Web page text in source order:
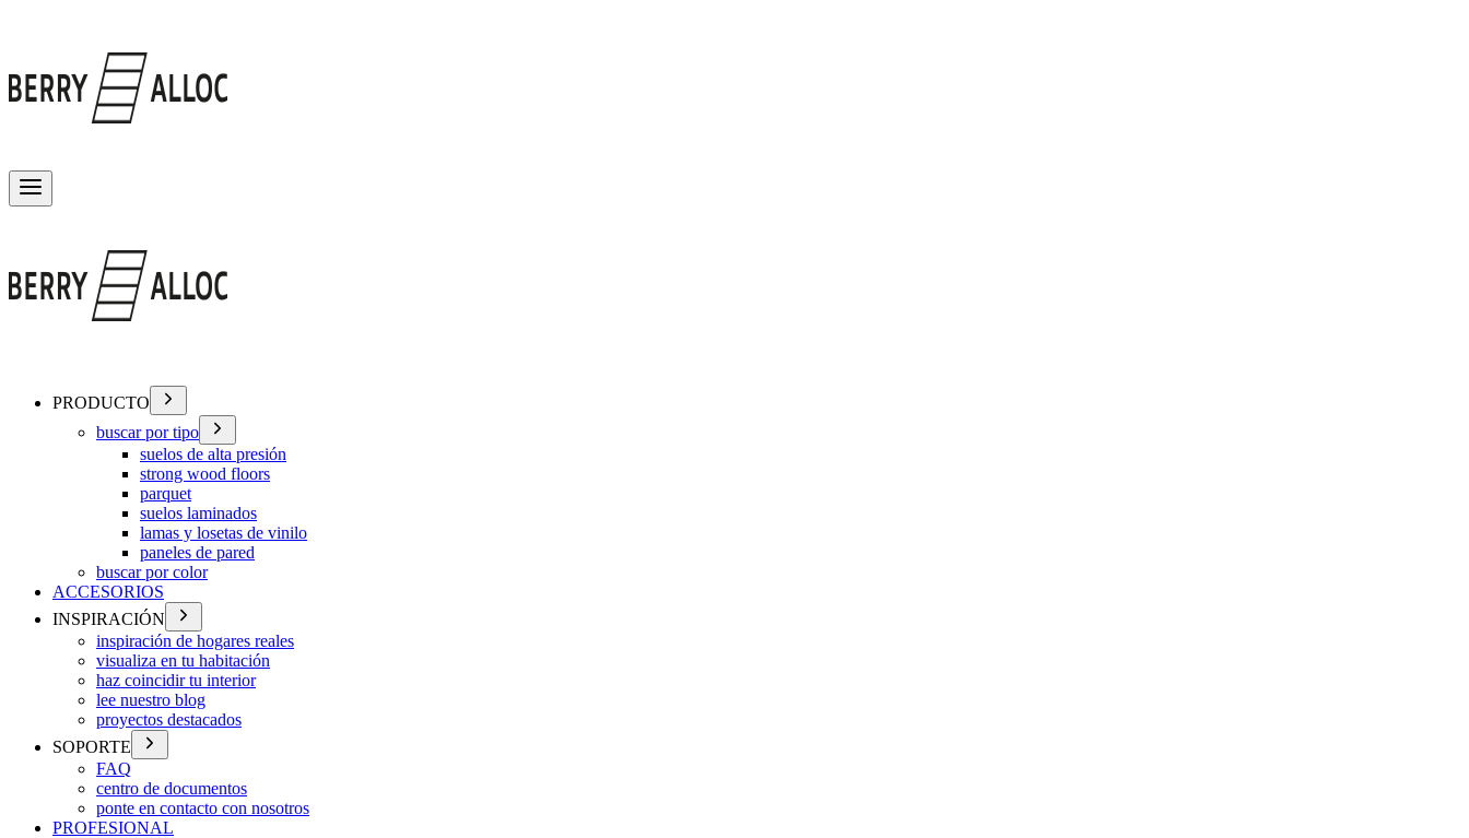
PRODUCTO
buscar por tipo
suelos de alta presión
strong wood floors
parquet
suelos laminados
lamas y losetas de vinilo
paneles de pared
buscar por color
ACCESORIOS
INSPIRACIÓN
inspiración de hogares reales
visualiza en tu habitación
haz coincidir tu interior
lee nuestro blog
proyectos destacados
SOPORTE
FAQ
centro de documentos
ponte en contacto con nosotros
PROFESIONAL